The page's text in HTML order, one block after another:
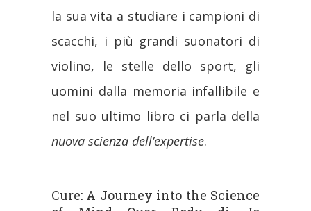
la sua vita a studiare i campioni di
scacchi, i più grandi suonatori di
violino, le stelle dello sport, gli
uomini dalla memoria infallibile e
nel suo ultimo libro ci parla della
nuova scienza dell’expertise.
Cure: A Journey into the Science